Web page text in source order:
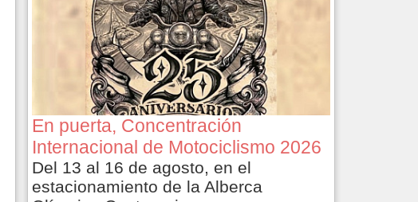
En puerta, Concentración
Internacional de Motociclismo 2026
Del 13 al 16 de agosto, en el
estacionamiento de la Alberca